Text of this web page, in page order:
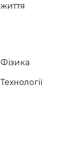
життя
Фізика
Технології